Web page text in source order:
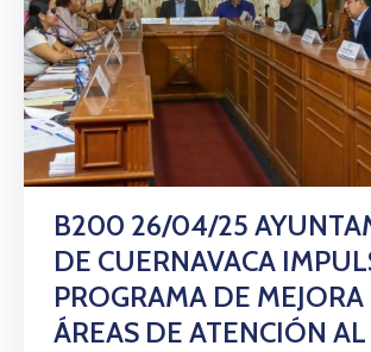
Licitaciones
Transparencia
Directorio
Citas
B200 26/04/25
DE CUERNAVACA
PROGRAMA DE
ÁREAS DE ATENCIÓN